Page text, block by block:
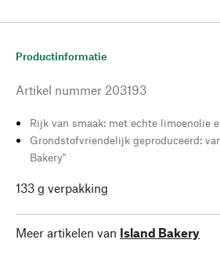
Productinformatie
Artikel nummer 203193
Rijk van smaak: met echte limoenolie
Grondstofvriendelijk geproduceerd:
Bakery"
133 g verpakking
Meer artikelen van Island Bakery